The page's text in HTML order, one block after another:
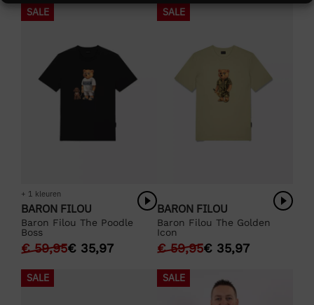
SALE
+ 1 kleuren
BARON FILOU
Baron Filou The Poodle
Boss
€59,95€ 35,97
SALE
BARON FILOU
Baron Filou The Golden
Icon
€59,95€ 35,97
SALE SALE